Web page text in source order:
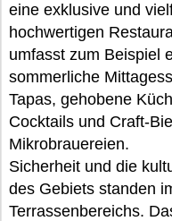
eine exklusive und
hochwertigen
umfasst zum Beispiel
sommerliche
Tapas, gehobene
Cocktails und Craft-
Mikrobrauereien.
Sicherheit und die
des Gebiets standen
Terrassenbereichs.